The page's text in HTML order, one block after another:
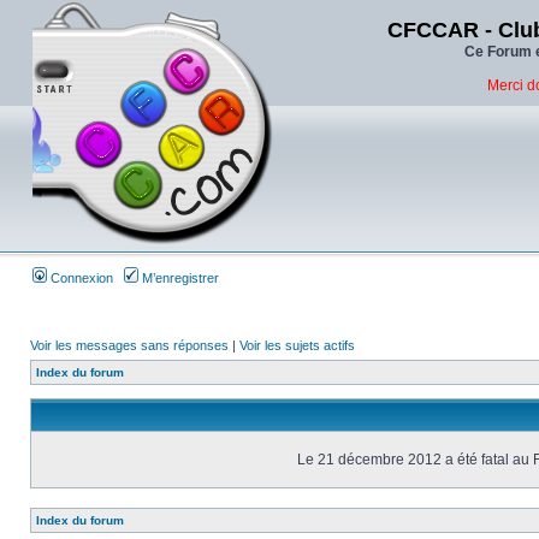
CFCCAR -
Ce Forum
Merci
Connexion M’enregistrer
Voir les messages sans réponses | Voir les sujets actifs
Index du forum
Le 21 décembre 2012 a été fatal au
Index du forum